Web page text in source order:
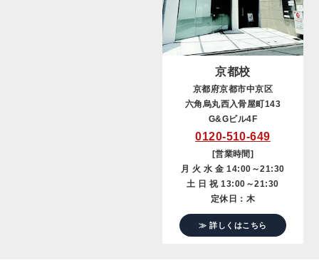
京都校
京都府京都市中京区
六角烏丸西入骨屋町143
G&Gビル4F
0120-510-649
[営業時間]
月 火 水 金 14:00～21:30
土 日 祝 13:00～21:30
定休日：木
≫ 詳しくはこちら